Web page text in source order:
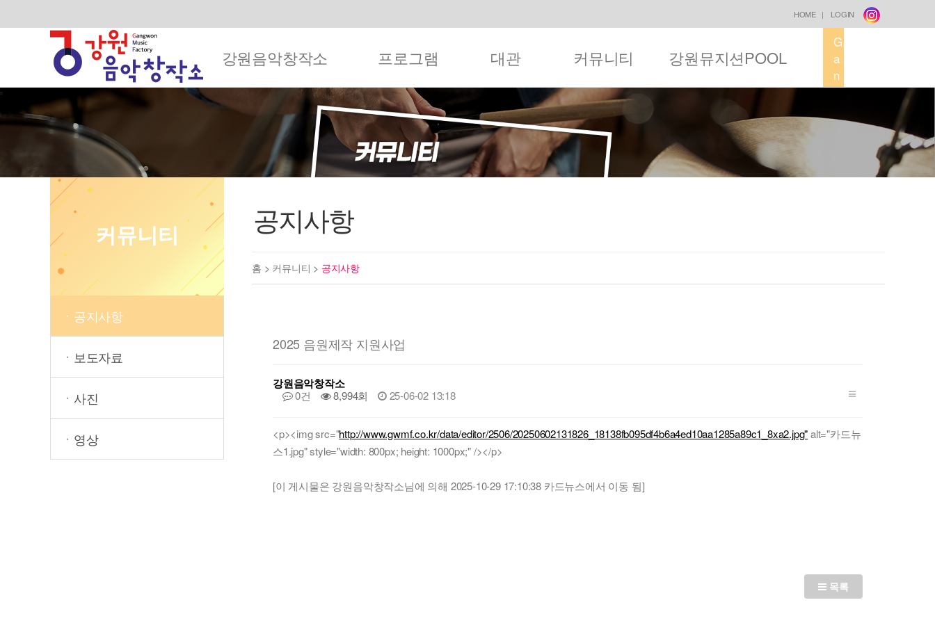
HOME | LOGIN
강원음악창작소 프로그램 대관 커뮤니티 강원뮤지션POOL
G
a
n
g
o
u
커뮤니티
ㆍ공지사항
ㆍ보도자료
ㆍ사진
ㆍ영상
공지사항
홈 > 커뮤니티 > 공지사항
2025 음원제작 지원사업
강원음악창작소
0건 8,994회 25-06-02 13:18
<p><img src="http://www.gwmf.co.kr/data/editor/2506/20250602131826_18138fb095df4b6a4ed10aa1285a89c1_8xa2.jpg"alt="카드뉴
스1.jpg" style="width: 800px; height: 1000px;" /></p>
[이 게시물은 강원음악창작소님에 의해 2025-10-29 17:10:38 카드뉴스에서 이동 됨]
목록